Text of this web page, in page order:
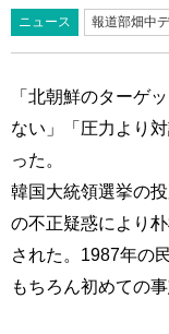
ニュース 報道部畑中
「北朝鮮のターゲ
ない」「圧力より
った。
韓国大統領選挙の
の不正疑惑により
された。1987年の
もちろん初めての事